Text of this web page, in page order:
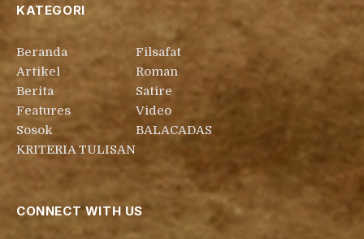
KATEGORI
Beranda
Artikel
Berita
Features
Sosok
KRITERIA TULISAN
Filsafat
Roman
Satire
Video
BALACADAS
CONNECT WITH US